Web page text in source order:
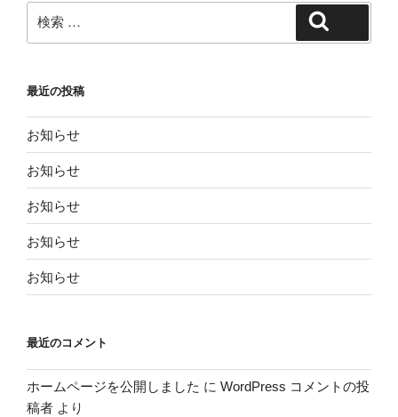
ン
索:
最近の投稿
お知らせ
お知らせ
お知らせ
お知らせ
お知らせ
最近のコメント
ホームページを公開しました に WordPress コメントの投
稿者 より